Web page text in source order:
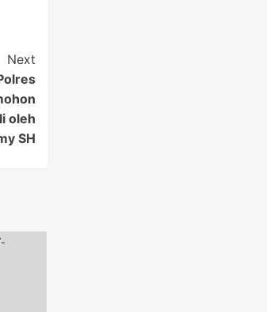
Next
oleh
SH